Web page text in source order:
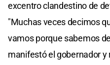
excentro clandestino de
"Muchas veces decimos
vamos porque sabemos
manifestó el gobernador